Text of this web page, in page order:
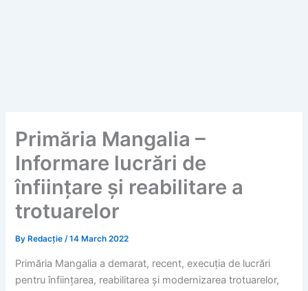
Primăria Mangalia –
Informare lucrări de
înființare și reabilitare a
trotuarelor
By Redacție/14 March 2022
Primăria Mangalia a demarat, recent, execuția de lucrări
pentru înființarea, reabilitarea și modernizarea trotuarelor,